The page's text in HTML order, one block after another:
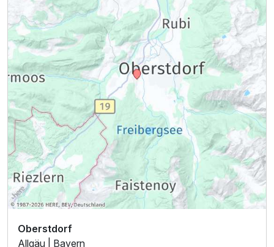
Ausstattung
Zusatznächte
Für 4 Tage p.P. ab584,00 €
2-Raum Appartement B
Oberstdorf
Allgäu | Bayern